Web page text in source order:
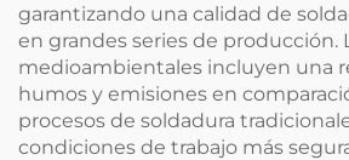
garantizando una calidad de
en grandes series de producción.
medioambientales incluyen una
humos y emisiones en
procesos de soldadura
condiciones de trabajo más